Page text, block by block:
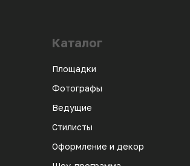
Каталог
Площадки
Фотографы
Ведущие
Стилисты
Оформление и декор